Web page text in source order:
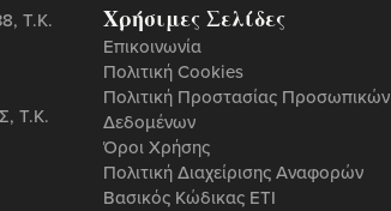
Τ.Κ.
T.K.
Χρήσιμες Σελίδες
Επικοινωνία
Πολιτική Cookies
Πολιτική Προστασίας Προσωπικών
Δεδομένων
Όροι Χρήσης
Πολιτική Διαχείρισης Αναφορών
Βασικός Κώδικας ETI